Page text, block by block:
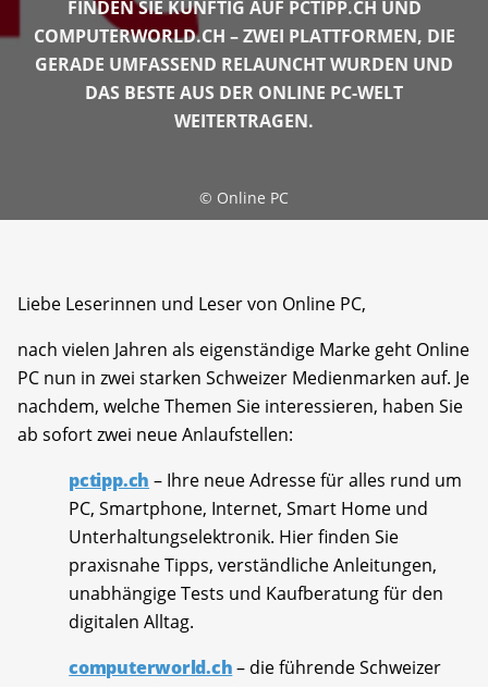
FINDEN SIE KÜNFTIG AUF PCTIPP.CH UND
COMPUTERWORLD.CH – ZWEI PLATTFORMEN, DIE
GERADE UMFASSEND RELAUNCHT WURDEN UND
DAS BESTE AUS DER ONLINE PC-WELT
WEITERTRAGEN.
© Online PC
Liebe Leserinnen und Leser von Online PC,
nach vielen Jahren als eigenständige Marke geht Online
PC nun in zwei starken Schweizer Medienmarken auf. Je
nachdem, welche Themen Sie interessieren, haben Sie
ab sofort zwei neue Anlaufstellen:
pctipp.ch – Ihre neue Adresse für alles rund um
PC, Smartphone, Internet, Smart Home und
Unterhaltungselektronik. Hier finden Sie
praxisnahe Tipps, verständliche Anleitungen,
unabhängige Tests und Kaufberatung für den
digitalen Alltag.
computerworld.ch– die führende Schweizer